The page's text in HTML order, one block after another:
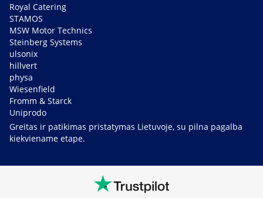
Royal Catering
STAMOS
MSW Motor Technics
Steinberg Systems
ulsonix
hillvert
physa
Wiesenfield
Fromm & Starck
Uniprodo
Greitas ir patikimas pristatymas Lietuvoje, su pilna pagalba
kiekviename etape.